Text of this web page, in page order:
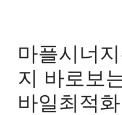
마플시너
지 바로보
바일최적화